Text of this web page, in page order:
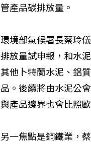
管產品碳排放量。
環境部氣候署長蔡玲
排放量試申報，和水
其他卜特蘭水泥、鋁
品。後續將由水泥公
與產品邊界也會比照
另一焦點是鋼鐵業，